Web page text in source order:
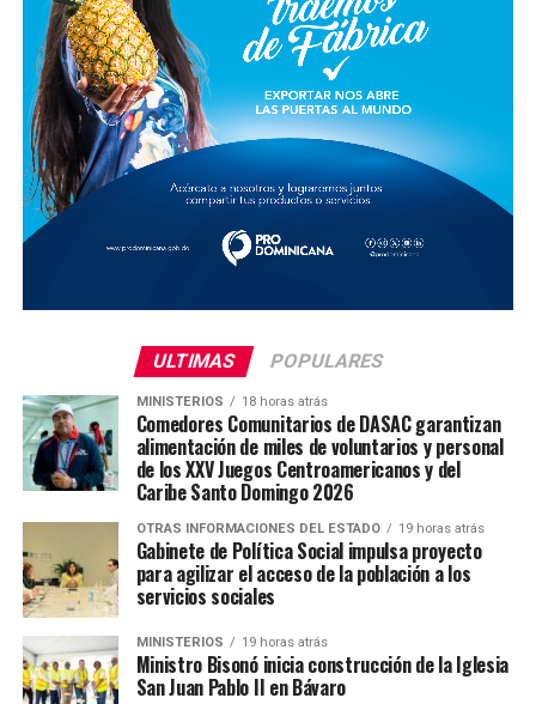
ULTIMAS POPULARES
MINISTERIOS 18 horas atrás
Comedores Comunitarios de DASAC garantizan
alimentación de miles de voluntarios y personal
de los XXV Juegos Centroamericanos y del
Caribe Santo Domingo 2026
OTRAS INFORMACIONES DEL ESTADO 19 horas atrás
Gabinete de Política Social impulsa proyecto
para agilizar el acceso de la población a los
servicios sociales
MINISTERIOS 19 horas atrás
Ministro Bisonó inicia construcción de la Iglesia
San Juan Pablo II en Bávaro